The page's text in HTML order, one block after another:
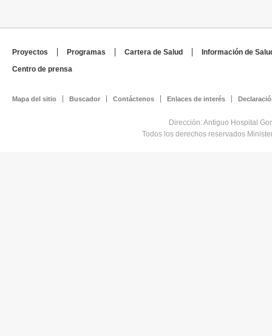
Proyectos Programas Cartera de Salud
Información de
Centro de prensa
Mapa del sitio Buscador Contáctenos Enlaces de interés
Dirección: Antiguo Hospital
Todos los derechos reservados